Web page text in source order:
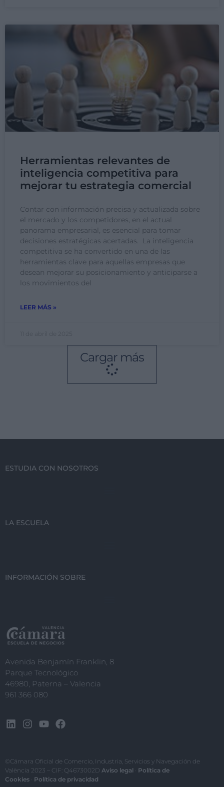
Herramientas relevantes de
inteligencia competitiva para
mejorar tu estrategia comercial
Contar con información precisa y actualizada sobre
el mercado y los competidores, en el actual
panorama empresarial, es esencial para tomar
decisiones estratégicas acertadas. La inteligencia
competitiva se ha convertido en una de las
herramientas clave para aquellas empresas que
desean mejorar su posicionamiento y anticiparse a
los movimientos del
LEER MÁS »
Cargar más
ESTUDIA CON NOSOTROS
LA ESCUELA
INFORMACIÓN SOBRE
Avenida Benjamín Franklin, 8
Parque Tecnológico
46980, Paterna – Valencia
961 366 080
©Cámara Oficial de Comercio, Industria, Servicios y Navegación de
València 2023 – CIF: Q4673002D Aviso legal · Política de
Cookies · Política de privacidad